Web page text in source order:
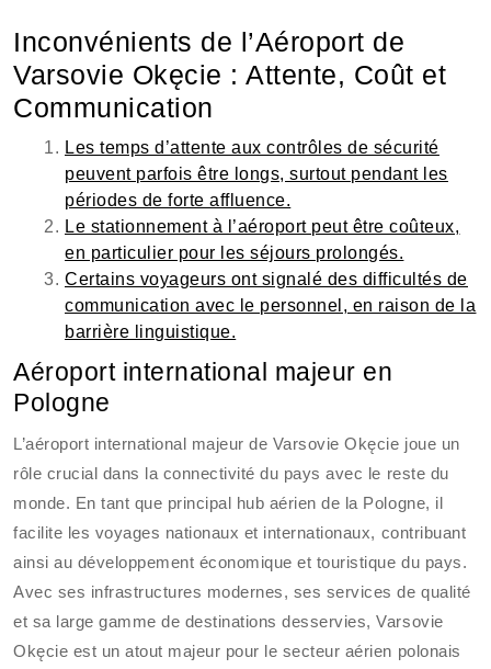
Inconvénients de l’Aéroport de
Varsovie Okęcie : Attente, Coût et
Communication
Les temps d’attente aux contrôles de sécurité
peuvent parfois être longs, surtout pendant les
périodes de forte affluence.
Le stationnement à l’aéroport peut être coûteux,
en particulier pour les séjours prolongés.
Certains voyageurs ont signalé des difficultés de
communication avec le personnel, en raison de la
barrière linguistique.
Aéroport international majeur en
Pologne
L’aéroport international majeur de Varsovie Okęcie joue un
rôle crucial dans la connectivité du pays avec le reste du
monde. En tant que principal hub aérien de la Pologne, il
facilite les voyages nationaux et internationaux, contribuant
ainsi au développement économique et touristique du pays.
Avec ses infrastructures modernes, ses services de qualité
et sa large gamme de destinations desservies, Varsovie
Okęcie est un atout majeur pour le secteur aérien polonais